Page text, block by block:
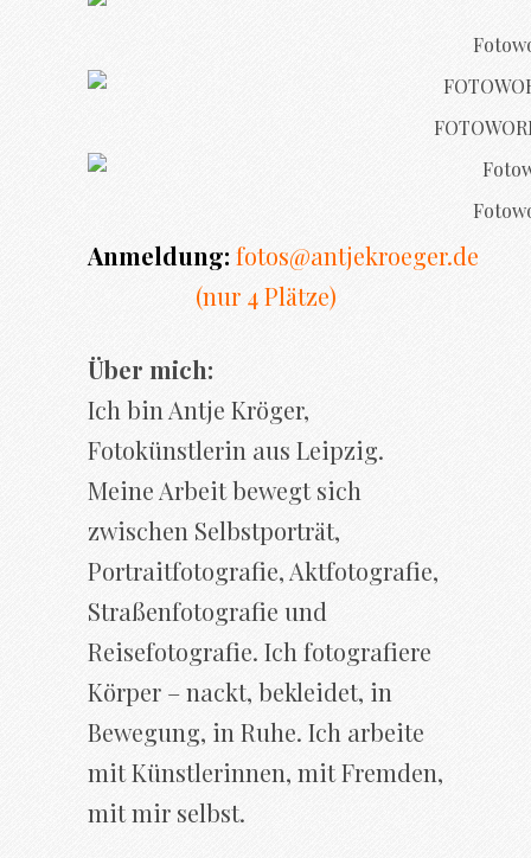
Anmeldung: fotos@antjekroeger.de
(nur 4 Plätze)
Über mich:
Ich bin Antje Kröger,
Fotokünstlerin aus Leipzig.
Meine Arbeit bewegt sich
zwischen Selbstporträt,
Portraitfotografie, Aktfotografie,
Straßenfotografie und
Reisefotografie. Ich fotografiere
Körper – nackt, bekleidet, in
Bewegung, in Ruhe. Ich arbeite
mit Künstlerinnen, mit Fremden,
mit mir selbst.